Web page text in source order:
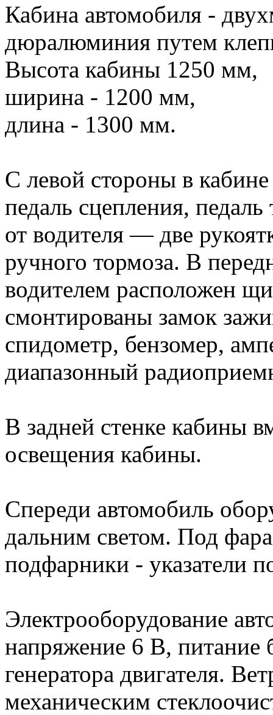
Кабина автомобиля -
дюралюминия путем
Высота кабины 1250 мм,
ширина - 1200 мм,
длина - 1300 мм.
С левой стороны в кабине
педаль сцепления, педаль
от водителя — две
ручного тормоза. В
водителем расположен
смонтированы замок
спидометр, бензомер,
диапазонный
В задней стенке кабины
освещения кабины.
Спереди автомобиль
дальним светом. Под
подфарники - указатели
Электрооборудование
напряжение 6 В, питание
генератора двигателя.
механическим